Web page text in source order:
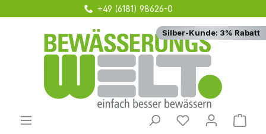
Zum Hauptinhalt springen
Du hast 0
+49 (6181) 98626-0
Silber-Kunde: 3% Rabatt